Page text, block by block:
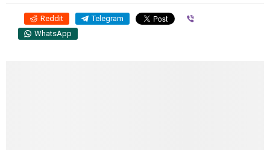
Reddit Telegram
WhatsApp